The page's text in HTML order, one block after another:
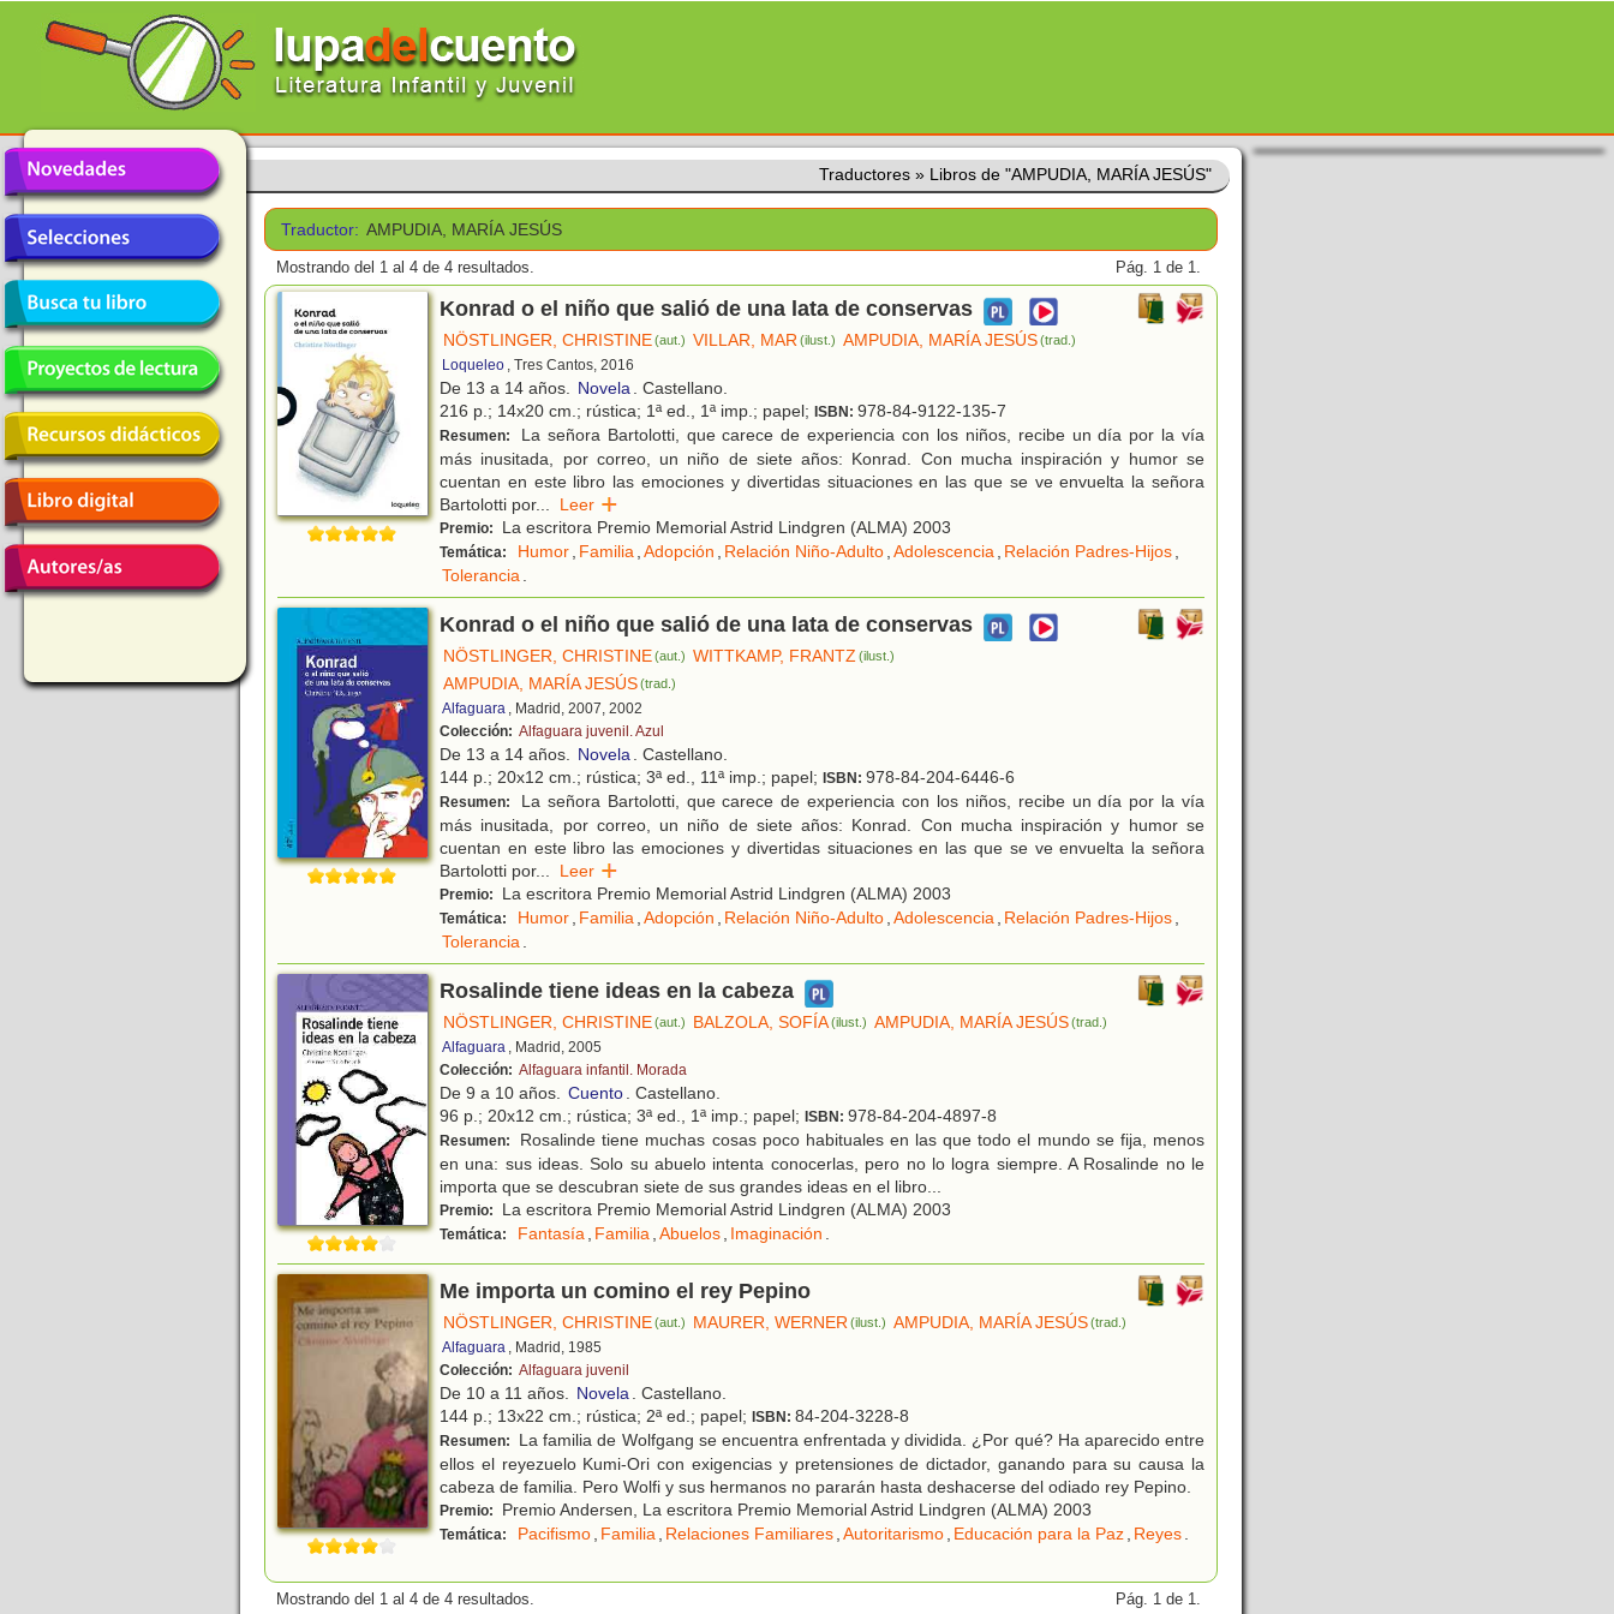
Traductores » Libros de "AMPUDIA, MARÍA JESÚS"
Traductor: AMPUDIA, MARÍA JESÚS
Mostrando del 1 al 4 de 4 resultados. Pág. 1 de 1.
Konrad o el niño que salió de una lata de conservas
NÖSTLINGER, CHRISTINE(aut.) VILLAR, MAR(ilust.) AMPUDIA, MARÍA JESÚS (trad.)
Loqueleo , Tres Cantos, 2016
De 13 a 14 años. Novela. Castellano.
216 p.; 14x20 cm.; rústica; 1ª ed., 1ª imp.; papel; ISBN: 978-84-9122-135-7
Resumen:
La señora Bartolotti, que carece de experiencia con los niños, recibe un día por la vía
más inusitada, por correo, un niño de siete años: Konrad. Con mucha inspiración y humor se
cuentan en este libro las emociones y divertidas situaciones en las que se ve envuelta la señora
Bartolotti por... Leer
Premio: La escritora Premio Memorial Astrid Lindgren (ALMA) 2003
Temática: Humor, Familia,Adopción , Relación Niño-Adulto,Adolescencia, Relación Padres-Hijos,
Tolerancia.
Konrad o el niño que salió de una lata de conservas
NÖSTLINGER, CHRISTINE(aut.) WITTKAMP, FRANTZ(ilust.)
AMPUDIA, MARÍA JESÚS(trad.)
Alfaguara , Madrid, 2007, 2002
Colección: Alfaguara juvenil. Azul
De 13 a 14 años. Novela. Castellano.
144 p.; 20x12 cm.; rústica; 3ª ed., 11ª imp.; papel; ISBN: 978-84-204-6446-6
Resumen:
La señora Bartolotti, que carece de experiencia con los niños, recibe un día por la vía
más inusitada, por correo, un niño de siete años: Konrad. Con mucha inspiración y humor se
cuentan en este libro las emociones y divertidas situaciones en las que se ve envuelta la señora
Bartolotti por... Leer
Premio: La escritora Premio Memorial Astrid Lindgren (ALMA) 2003
Temática: Humor, Familia,Adopción , Relación Niño-Adulto,Adolescencia, Relación Padres-Hijos,
Tolerancia.
Rosalinde tiene ideas en la cabeza
NÖSTLINGER, CHRISTINE(aut.) BALZOLA, SOFÍA(ilust.) AMPUDIA, MARÍA JESÚS (trad.)
Alfaguara , Madrid, 2005
Colección: Alfaguara infantil. Morada
De 9 a 10 años. Cuento. Castellano.
96 p.; 20x12 cm.; rústica; 3ª ed., 1ª imp.; papel; ISBN: 978-84-204-4897-8
Resumen:
Rosalinde tiene muchas cosas poco habituales en las que todo el mundo se fija, menos
en una: sus ideas. Solo su abuelo intenta conocerlas, pero no lo logra siempre. A Rosalinde no le
importa que se descubran siete de sus grandes ideas en el libro...
Premio: La escritora Premio Memorial Astrid Lindgren (ALMA) 2003
Temática: Fantasía, Familia,Abuelos, Imaginación .
Me importa un comino el rey Pepino
NÖSTLINGER, CHRISTINE(aut.) MAURER, WERNER (ilust.) AMPUDIA, MARÍA JESÚS (trad.)
Alfaguara , Madrid, 1985
Colección: Alfaguara juvenil
De 10 a 11 años. Novela
. Castellano.
144 p.; 13x22 cm.; rústica; 2ª ed.; papel; ISBN: 84-204-3228-8
Resumen:
La familia de Wolfgang se encuentra enfrentada y dividida. ¿Por qué? Ha aparecido entre
ellos el reyezuelo Kumi-Ori con exigencias y pretensiones de dictador, ganando para su causa la
cabeza de familia. Pero Wolfi y sus hermanos no pararán hasta deshacerse del odiado rey Pepino.
Premio: Premio Andersen, La escritora Premio Memorial Astrid Lindgren (ALMA) 2003
Temática: Pacifismo Familia Relaciones Familiares Autoritarismo Educación para la Paz Reyes
Mostrando del 1 al 4 de 4 resultados. Pág. 1 de 1.